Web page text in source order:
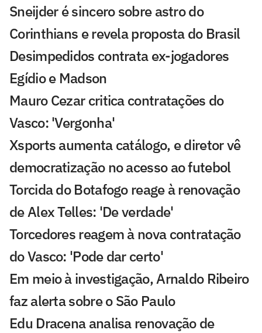
Sneijder é sincero sobre astro do
Corinthians e revela proposta do Brasil
Desimpedidos contrata ex-jogadores
Egídio e Madson
Mauro Cezar critica contratações do
Vasco: 'Vergonha'
Xsports aumenta catálogo, e diretor vê
democratização no acesso ao futebol
Torcida do Botafogo reage à renovação
de Alex Telles: 'De verdade'
Torcedores reagem à nova contratação
do Vasco: 'Pode dar certo'
Em meio à investigação, Arnaldo Ribeiro
faz alerta sobre o São Paulo
Edu Dracena analisa renovação de